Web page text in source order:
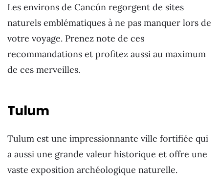
Les environs de Cancún regorgent de sites
naturels emblématiques à ne pas manquer lors de
votre voyage. Prenez note de ces
recommandations et profitez aussi au maximum
de ces merveilles.
Tulum
Tulum est une impressionnante ville fortifiée qui
a aussi une grande valeur historique et offre une
vaste exposition archéologique naturelle.